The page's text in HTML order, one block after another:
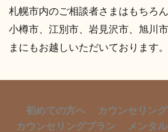
札幌市内のご相談者さまはもちろ
小樽市、江別市、岩見沢市、旭川
まにもお越しいただいております。
初めての方へ
カウンセリン
カウンセリングプラン
メンタ